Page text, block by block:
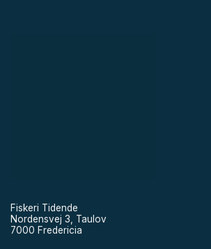
Fiskeri Tidende
Nordensvej 3, Taulov
7000 Fredericia